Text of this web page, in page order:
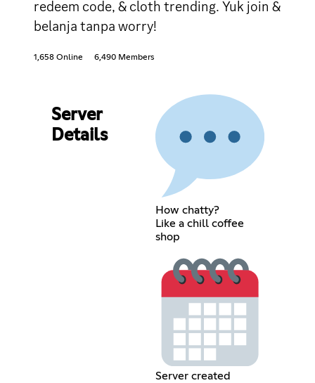
redeem code, & cloth trending. Yuk join &
belanja tanpa worry!
1,658 Online 6,490 Members
Server
Details
How chatty?
Like a chill coffee
shop
Server created